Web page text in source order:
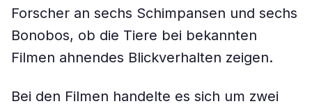
Forscher an sechs Schimpansen und sechs
Bonobos, ob die Tiere bei bekannten
Filmen ahnendes Blickverhalten zeigen.
Bei den Filmen handelte es sich um zwei